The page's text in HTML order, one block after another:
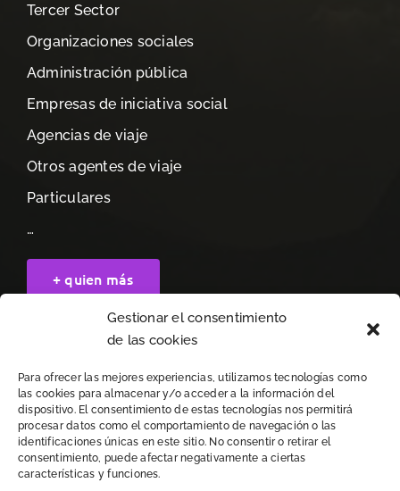
Gestionar el consentimiento
de las cookies
Para ofrecer las mejores experiencias, utilizamos tecnologías como
las cookies para almacenar y/o acceder a la información del
dispositivo. El consentimiento de estas tecnologías nos permitirá
procesar datos como el comportamiento de navegación o las
identificaciones únicas en este sitio. No consentir o retirar el
consentimiento, puede afectar negativamente a ciertas
características y funciones.
Tercer Sector
Organizaciones sociales
Administración pública
Empresas de iniciativa social
Agencias de viaje
Otros agentes de viaje
Particulares
…
+ quien más
Aviso Legal
Política de Privacidad
Política de Cookies